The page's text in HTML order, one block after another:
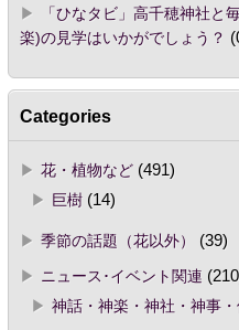
「ひなタビ」高千穂神社と
楽)の見学はいかがでしょう？
Categories
花・植物など(491)
巨樹(14)
季節の話題（花以外）
(39)
ニュース･イベント関連
神話・神楽・神社・神事